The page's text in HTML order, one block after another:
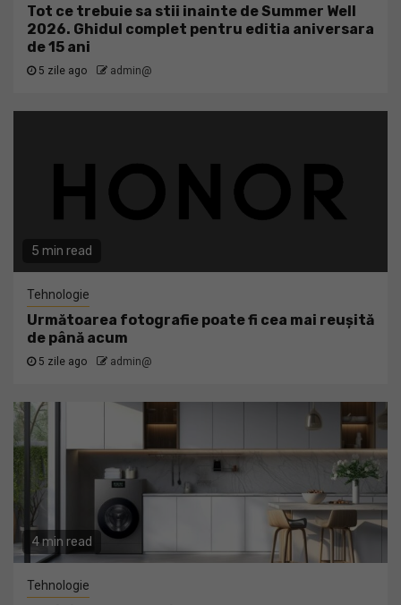
Tot ce trebuie sa stii inainte de Summer Well
2026. Ghidul complet pentru editia aniversara
de 15 ani
5 zile ago admin@
5 min read
Tehnologie
Următoarea fotografie poate fi cea mai reușită
de până acum
5 zile ago admin@
4 min read
Tehnologie